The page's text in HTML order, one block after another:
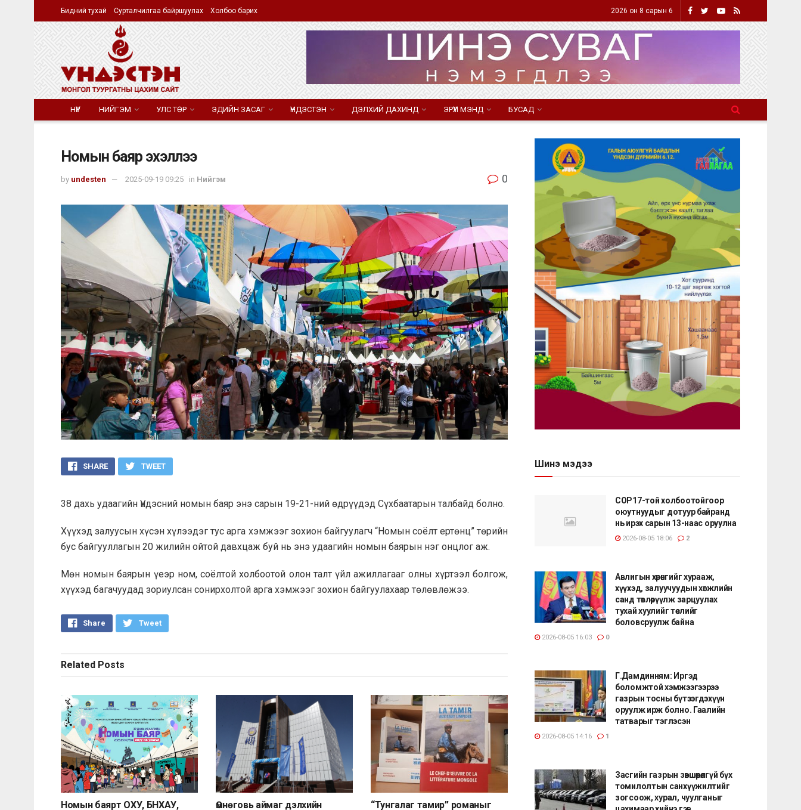
Бидний тухай Сурталчилгаа байршуулах Холбоо барих 2026 он 8 сарын 6
НҮҮР НИЙГЭМ УЛС ТӨР ЭДИЙН ЗАСАГ ҮНДЭСТЭН ДЭЛХИЙ ДАХИНД ЭРҮҮЛ МЭНД БУСАД
Номын баяр эхэллээ
by undesten 2025-09-19 09:25 in Нийгэм 0
SHARE TWEET
38 дахь удаагийн Үндэсний номын баяр энэ сарын 19-21-ний өдрүүдэд Сүхбаатарын талбайд болно.
Хүүхэд залуусын хүсэн хүлээдэг тус арга хэмжээг зохион байгуулагч “Номын соёлт ертөнц” төрийн
бус байгууллагын 20 жилийн ойтой давхцаж буй нь энэ удаагийн номын баярын нэг онцлог аж.
Мөн номын баярын үеэр ном, соёлтой холбоотой олон талт үйл ажиллагааг олны хүртээл болгож,
хүүхэд багачуудад зориулсан сонирхолтой арга хэмжээг зохион байгуулахаар төлөвлөжээ.
Share Tweet
Related Posts
Номын баярт ОХУ, БНХАУ,
Өмнөговь аймаг дэлхийн
“Тунгалаг тамир” романыг
Шинэ мэдээ
COP17-той холбоотойгоор
оюутнуудыг дотуур байранд
нь ирэх сарын 13-наас оруулна
2026-08-05 18:06 2
Авлигын хөрөнгийг хурааж,
хүүхэд, залуучуудын хөгжлийн
санд төвлөрүүлж зарцуулах
тухай хуулийг төслийг
боловсруулж байна
2026-08-05 16:03 0
Г.Дамдинням: Иргэд
боломжтой хэмжээгээрээ
газрын тосны бүтээгдэхүүн
оруулж ирж болно. Гаалийн
татварыг тэглэсэн
2026-08-05 14:16 1
Засгийн газрын зөвшөөрөлгүй бүх
томилолтын санхүүжилтийг
зогсоож, хурал, чуулганыг